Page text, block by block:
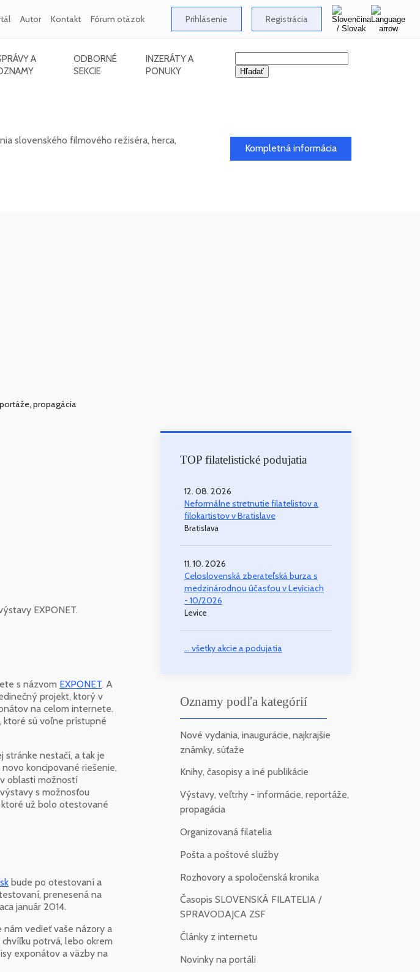
Autor Kontakt Fórum otázok Prihlásenie Registrácia
A
ODBORNÉ
SEKCIE
INZERÁTY A
PONUKY
slovenského filmového režiséra, herca,
Kompletná informácia
propagácia
EXPONET.
s názvom EXPONET. A
projekt, ktorý v
na celom internete.
ktoré sú voľne prístupné
stránke nestačí, a tak je
koncipované riešenie,
oblasti možností
s možnosťou
už bolo otestované
bude po otestovaní a
prenesená na
január 2014.
nám vedieť vaše názory a
potrvá, lebo okrem
exponátov a väzby na
TOP filatelistické podujatia
12. 08. 2026
Neformálne stretnutie filatelistov a
filokartistov v Bratislave
Bratislava
11. 10. 2026
Celoslovenská zberateľská burza s
medzinárodnou účasťou v Leviciach
- 10/2026
Levice
... všetky akcie a podujatia
Oznamy podľa kategórií
Nové vydania, inaugurácie, najkrajšie
známky, súťaže
Knihy, časopisy a iné publikácie
Výstavy, veľtrhy - informácie, reportáže,
propagácia
Organizovaná filatelia
Pošta a poštové služby
Rozhovory a spoločenská kronika
Časopis SLOVENSKÁ FILATELIA /
SPRAVODAJCA ZSF
Články z internetu
Novinky na portáli